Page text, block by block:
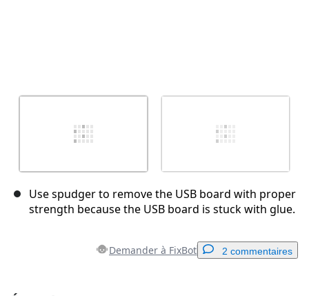
Use spudger to remove the USB board with proper
strength because the USB board is stuck with glue.
Demander à FixBot 2 commentaires